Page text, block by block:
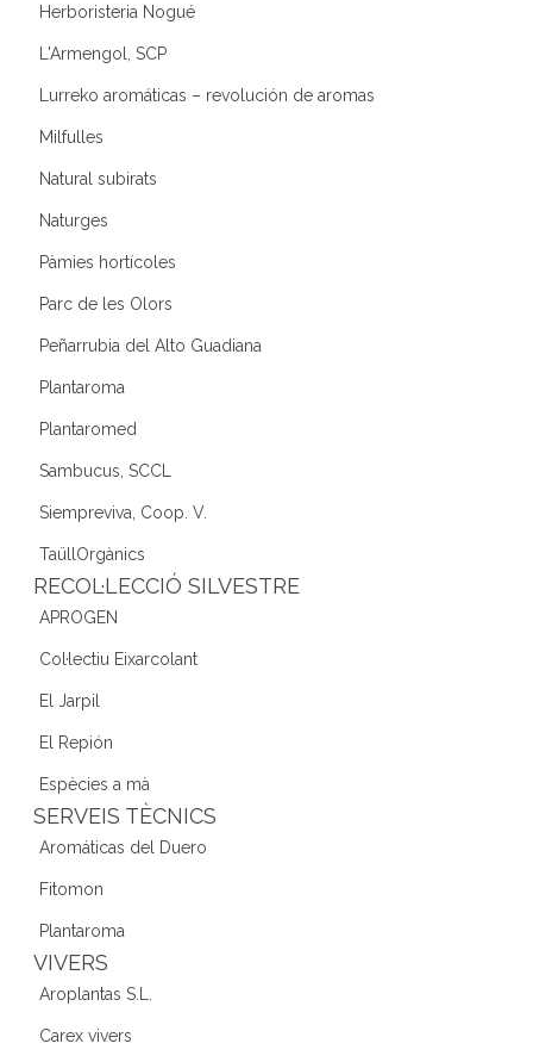
Herboristeria Nogué
L'Armengol, SCP
Lurreko aromáticas – revolución de aromas
Milfulles
Natural subirats
Naturges
Pàmies hortícoles
Parc de les Olors
Peñarrubia del Alto Guadiana
Plantaroma
Plantaromed
Sambucus, SCCL
Siempreviva, Coop. V.
TaüllOrgànics
RECOL·LECCIÓ SILVESTRE
APROGEN
Col·lectiu Eixarcolant
El Jarpil
El Repión
Espècies a mà
SERVEIS TÈCNICS
Aromáticas del Duero
Fitomon
Plantaroma
VIVERS
Aroplantas S.L.
Carex vivers